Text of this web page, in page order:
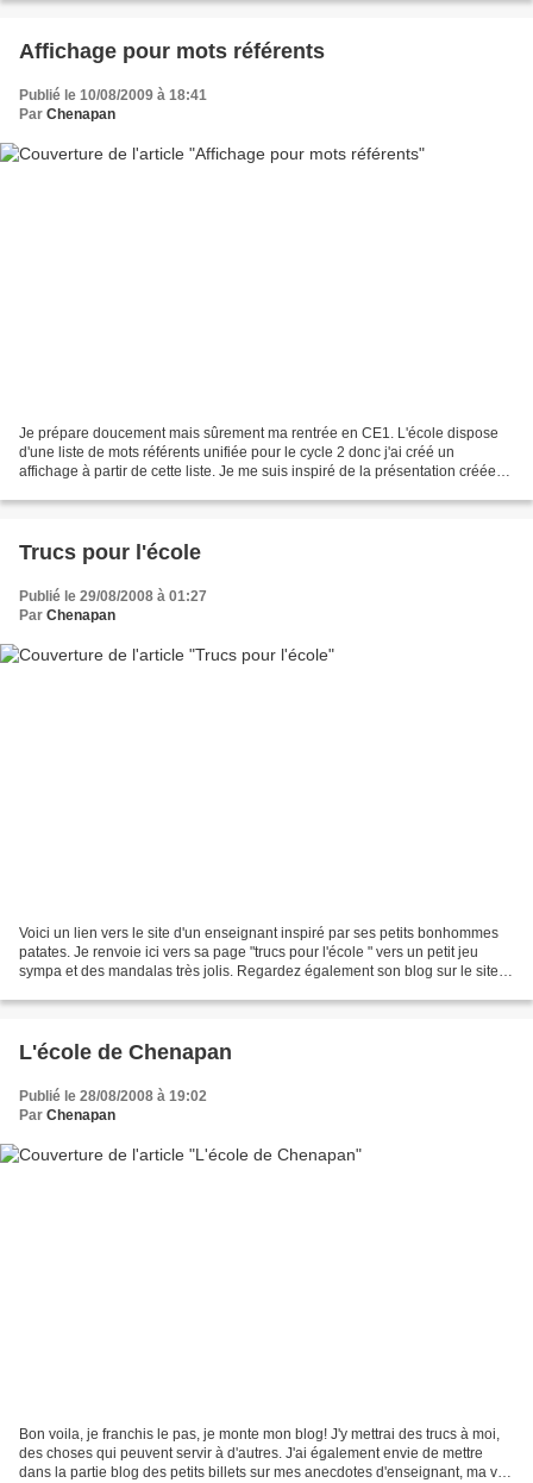
Affichage pour mots référents
Publié le 10/08/2009 à 18:41
Par Chenapan
Je prépare doucement mais sûrement ma rentrée en CE1. L'école dispose
d'une liste de mots référents unifiée pour le cycle 2 donc j'ai créé un
affichage à partir de cette liste. Je me suis inspiré de la présentation créée
Trucs pour l'école
Publié le 29/08/2008 à 01:27
Par Chenapan
Voici un lien vers le site d'un enseignant inspiré par ses petits bonhommes
patates. Je renvoie ici vers sa page "trucs pour l'école " vers un petit jeu
sympa et des mandalas très jolis. Regardez également son blog sur le site
L'école de Chenapan
Publié le 28/08/2008 à 19:02
Par Chenapan
Bon voila, je franchis le pas, je monte mon blog! J'y mettrai des trucs à moi,
des choses qui peuvent servir à d'autres. J'ai également envie de mettre
dans la partie blog des petits billets sur mes anecdotes d'enseignant, ma vie